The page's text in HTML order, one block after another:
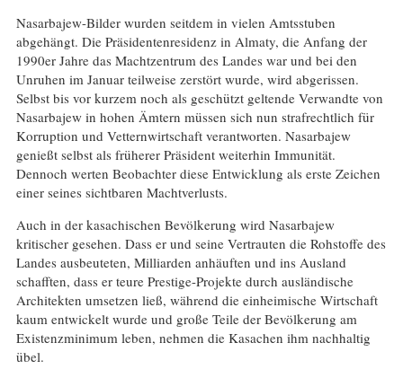
Nasarbajew-Bilder wurden seitdem in vielen Amtsstuben
abgehängt. Die Präsidentenresidenz in Almaty, die Anfang der
1990er Jahre das Machtzentrum des Landes war und bei den
Unruhen im Januar teilweise zerstört wurde, wird abgerissen.
Selbst bis vor kurzem noch als geschützt geltende Verwandte von
Nasarbajew in hohen Ämtern müssen sich nun strafrechtlich für
Korruption und Vetternwirtschaft verantworten. Nasarbajew
genießt selbst als früherer Präsident weiterhin Immunität.
Dennoch werten Beobachter diese Entwicklung als erste Zeichen
einer seines sichtbaren Machtverlusts.
Auch in der kasachischen Bevölkerung wird Nasarbajew
kritischer gesehen. Dass er und seine Vertrauten die Rohstoffe des
Landes ausbeuteten, Milliarden anhäuften und ins Ausland
schafften, dass er teure Prestige-Projekte durch ausländische
Architekten umsetzen ließ, während die einheimische Wirtschaft
kaum entwickelt wurde und große Teile der Bevölkerung am
Existenzminimum leben, nehmen die Kasachen ihm nachhaltig
übel.